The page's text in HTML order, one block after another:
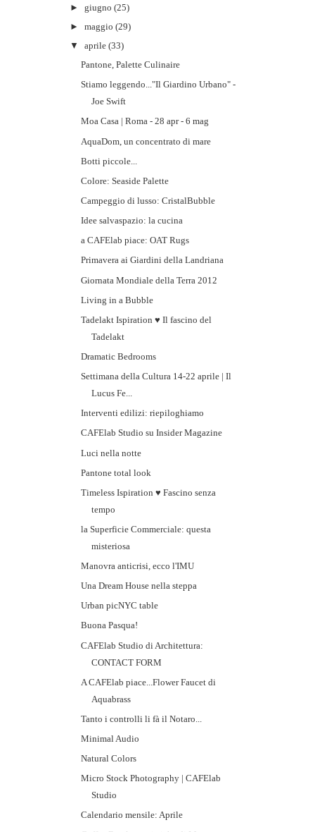
►giugno (25)
►maggio (29)
▼
aprile (33)
Pantone, Palette Culinaire
Stiamo leggendo..."Il Giardino Urbano" -
Joe Swift
Moa Casa | Roma - 28 apr - 6 mag
AquaDom, un concentrato di mare
Botti piccole...
Colore: Seaside Palette
Campeggio di lusso: CristalBubble
Idee salvaspazio: la cucina
a CAFElab piace: OAT Rugs
Primavera ai Giardini della Landriana
Giornata Mondiale della Terra 2012
Living in a Bubble
Tadelakt Ispiration ♥ Il fascino del
Tadelakt
Dramatic Bedrooms
Settimana della Cultura 14-22 aprile | Il
Lucus Fe...
Interventi edilizi: riepiloghiamo
CAFElab Studio su Insider Magazine
Luci nella notte
Pantone total look
Timeless Ispiration ♥ Fascino senza
tempo
la Superficie Commerciale: questa
misteriosa
Manovra anticrisi, ecco l'IMU
Una Dream House nella steppa
Urban picNYC table
Buona Pasqua!
CAFElab Studio di Architettura:
CONTACT FORM
A CAFElab piace...Flower Faucet di
Aquabrass
Tanto i controlli li fà il Notaro...
Minimal Audio
Natural Colors
Micro Stock Photography | CAFElab
Studio
Calendario mensile: Aprile